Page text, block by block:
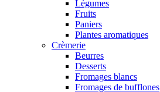
Légumes
Fruits
Paniers
Plantes aromatiques
Crèmerie
Beurres
Desserts
Fromages blancs
Fromages de bufflones